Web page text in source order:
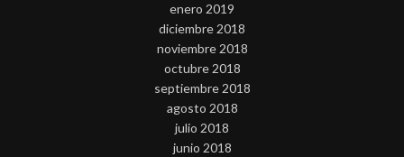
enero 2019
diciembre 2018
noviembre 2018
octubre 2018
septiembre 2018
agosto 2018
julio 2018
junio 2018